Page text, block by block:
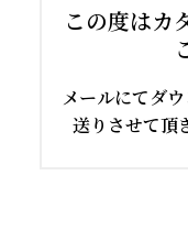
この度はカ
メールにてダ
送りさせて頂